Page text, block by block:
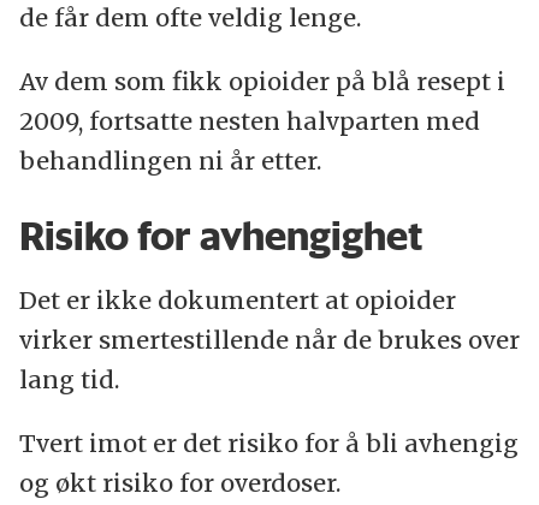
de får dem ofte veldig lenge.
Av dem som fikk opioider på blå resept i
2009, fortsatte nesten halvparten med
behandlingen ni år etter.
Risiko for avhengighet
Det er ikke dokumentert at opioider
virker smertestillende når de brukes over
lang tid.
Tvert imot er det risiko for å bli avhengig
og økt risiko for overdoser.